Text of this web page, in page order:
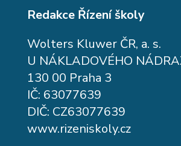
Redakce Řízení školy
Wolters Kluwer ČR, a. s.
U NÁKLADOVÉHO
130 00 Praha 3
IČ: 63077639
DIČ: CZ63077639
www.rizeniskoly.cz